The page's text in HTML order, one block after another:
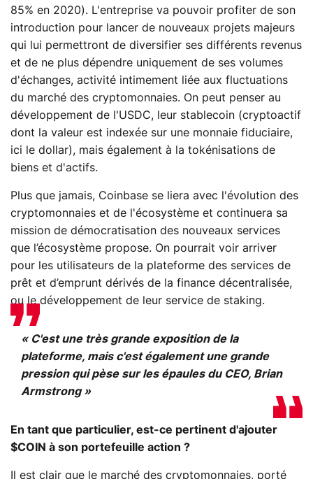
85% en 2020). L'entreprise va pouvoir profiter de son
introduction pour lancer de nouveaux projets majeurs
qui lui permettront de diversifier ses différents revenus
et de ne plus dépendre uniquement de ses volumes
d'échanges, activité intimement liée aux fluctuations
du marché des cryptomonnaies. On peut penser au
développement de l'USDC, leur stablecoin (cryptoactif
dont la valeur est indexée sur une monnaie fiduciaire,
ici le dollar), mais également à la tokénisations de
biens et d'actifs.
Plus que jamais, Coinbase se liera avec l'évolution des
cryptomonnaies et de l'écosystème et continuera sa
mission de démocratisation des nouveaux services
que l’écosystème propose. On pourrait voir arriver
pour les utilisateurs de la plateforme des services de
prêt et d’emprunt dérivés de la finance décentralisée,
ou le développement de leur service de staking.
« C'est une très grande exposition de la
plateforme, mais c'est également une grande
pression qui pèse sur les épaules du CEO, Brian
Armstrong »
En tant que particulier, est-ce pertinent d'ajouter
$COIN à son portefeuille action ?
Il est clair que le marché des cryptomonnaies, porté